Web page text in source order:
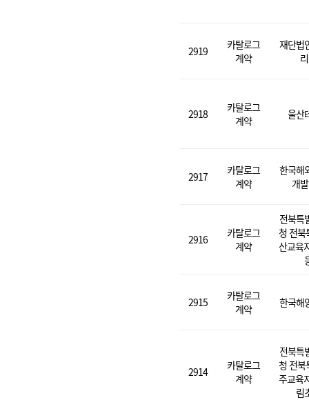
2919
카탈로그
계약
재단법
2918
카탈로그
계약
울산
2917
카탈로그
계약
한국해
개
2916
카탈로그
계약
전북특
청 전북
산교육
2915
카탈로그
계약
한국해
2914
카탈로그
계약
전북특
청 전북
주교육
림